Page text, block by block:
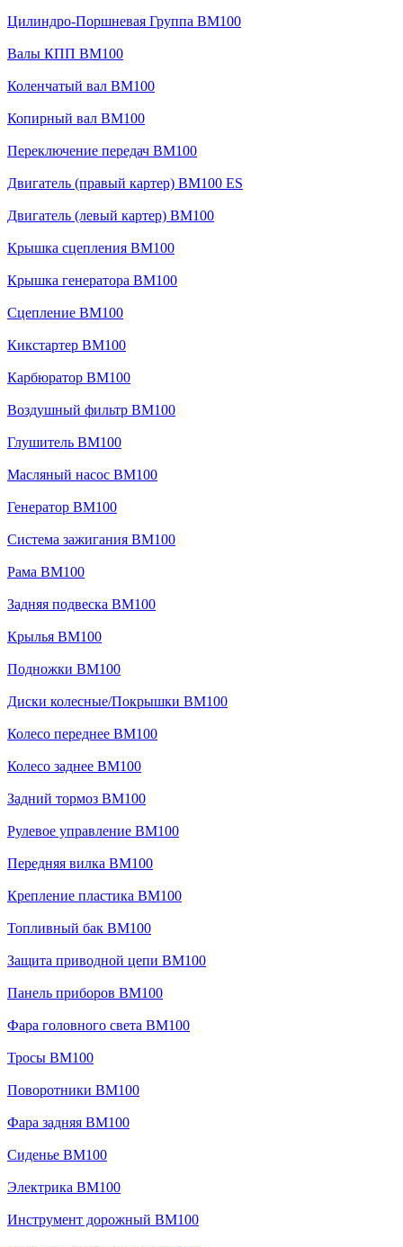
Цилиндро-Поршневая Группа BM100
Валы КПП BM100
Коленчатый вал BM100
Копирный вал BM100
Переключение передач BM100
Двигатель (правый картер) BM100 ES
Двигатель (левый картер) BM100
Крышка сцепления BM100
Крышка генератора BM100
Сцепление BM100
Кикстартер BM100
Карбюратор BM100
Воздушный фильтр BM100
Глушитель BM100
Масляный насос BM100
Генератор BM100
Система зажигания BM100
Рама BM100
Задняя подвеска BM100
Крылья BM100
Подножки BM100
Диски колесные/Покрышки BM100
Колесо переднее BM100
Колесо заднее BM100
Задний тормоз BM100
Рулевое управление BM100
Передняя вилка BM100
Крепление пластика BM100
Топливный бак BM100
Защита приводной цепи BM100
Панель приборов BM100
Фара головного света BM100
Тросы BM100
Поворотники BM100
Фара задняя BM100
Сиденье BM100
Электрика BM100
Инструмент дорожный BM100